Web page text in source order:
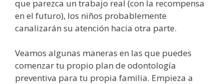
que parezca un trabajo real (con la recompensa
en el futuro), los niños probablemente
canalizarán su atención hacia otra parte.
Veamos algunas maneras en las que puedes
comenzar tu propio plan de odontología
preventiva para tu propia familia. Empieza a